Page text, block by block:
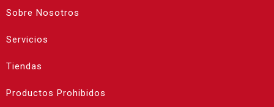
Sobre Nosotros
Servicios
Tiendas
Productos Prohibidos